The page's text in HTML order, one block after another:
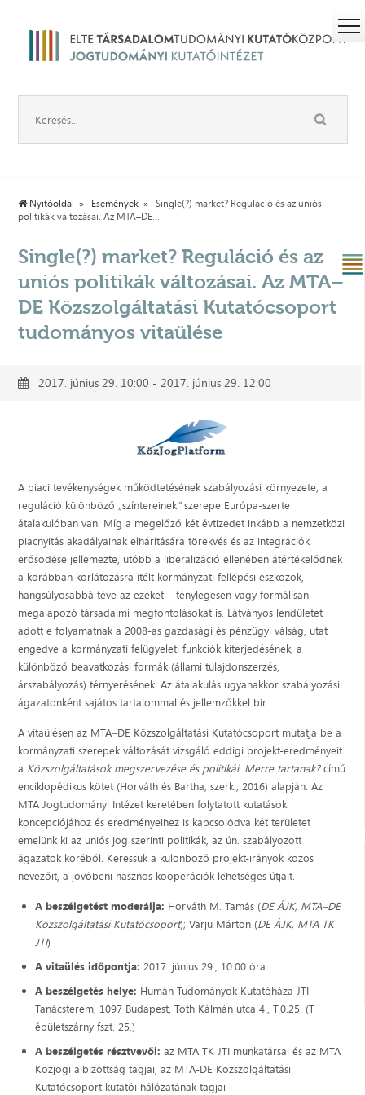
Nyitóoldal Események
Single(?) market? Reguláció és az uniós
politikák változásai. Az MTA–DE...
Single(?) market? Reguláció és az
uniós politikák változásai. Az MTA–
DE Közszolgáltatási Kutatócsoport
tudományos vitaülése
2017. június 29. 10:00 - 2017. június 29. 12:00
A piaci tevékenységek működtetésének szabályozási környezete, a
reguláció különböző „színtereinek”szerepe Európa-szerte
átalakulóban van. Míg a megelőző két évtizedet inkább a nemzetközi
piacnyitás akadályainak elhárítására törekvés és az integrációk
erősödése jellemezte, utóbb a liberalizáció ellenében átértékelődnek
a korábban korlátozásra ítélt kormányzati fellépési eszközök,
hangsúlyosabbá téve az ezeket – ténylegesen vagy formálisan –
megalapozó társadalmi megfontolásokat is. Látványos lendületet
adott e folyamatnak a 2008-as gazdasági és pénzügyi válság, utat
engedve a kormányzati felügyeleti funkciók kiterjedésének, a
különböző beavatkozási formák (állami tulajdonszerzés,
árszabályozás) térnyerésének. Az átalakulás ugyanakkor szabályozási
ágazatonként sajátos tartalommal és jellemzőkkel bír.
A vitaülésen az MTA–DE Közszolgáltatási Kutatócsoport mutatja be a
kormányzati szerepek változását vizsgáló eddigi projekt-eredményeit
a Közszolgáltatások megszervezése és politikái. Merre tartanak?című
enciklopédikus kötet (Horváth és Bartha, szerk., 2016) alapján. Az
MTA Jogtudományi Intézet keretében folytatott kutatások
koncepciójához és eredményeihez is kapcsolódva két területet
emelünk ki az uniós jog szerinti politikák, az ún. szabályozott
ágazatok köréből. Keressük a különböző projekt-irányok közös
nevezőit, a jövőbeni hasznos kooperációk lehetséges útjait.
A beszélgetést moderálja: Horváth M. Tamás (DE ÁJK, MTA–DE
Közszolgáltatási Kutatócsoport); Varju Márton (DE ÁJK, MTA TK
JTI)
A vitaülés időpontja: 2017. június 29., 10.00 óra
A beszélgetés helye: Humán Tudományok Kutatóháza JTI
Tanácsterem, 1097 Budapest, Tóth Kálmán utca 4., T.0.25. (T
épületszárny fszt. 25.)
A beszélgetés résztvevői: az MTA TK JTI munkatársai és az MTA
Közjogi albizottság tagjai, az MTA-DE Közszolgáltatási
Kutatócsoport kutatói hálózatának tagjai